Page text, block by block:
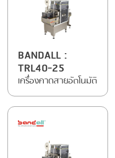
BANDALL :
TRL40-25
เครื่องคาดสายอัตโนมัติ